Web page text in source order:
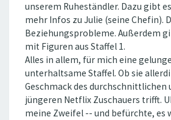
unserem Ruheständler. Dazu gibt
mehr Infos zu Julie (seine Chefin).
Beziehungsprobleme. Außerdem
mit Figuren aus Staffel 1.
Alles in allem, für mich eine
unterhaltsame Staffel. Ob sie
Geschmack des durchschnittlichen
jüngeren Netflix Zuschauers trifft.
meine Zweifel -- und befürchte, es